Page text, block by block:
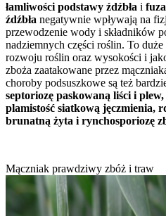
łamliwości podstawy źdźbła i
źdźbła negatywnie wpływają na
przewodzenie wody i składników
nadziemnych części roślin. To
rozwoju roślin oraz wysokości i
zboża zaatakowane przez
choroby podsuszkowe są też
septoriozę paskowaną liści i
plamistość siatkową jęczmienia,
brunatną żyta i rynchosporiozę
Mączniak prawdziwy zbóż i traw